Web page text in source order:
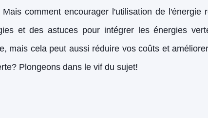
comment encourager l'utilisation de l'énergie
et des astuces pour intégrer les énergies
mais cela peut aussi réduire vos coûts et
Plongeons dans le vif du sujet!